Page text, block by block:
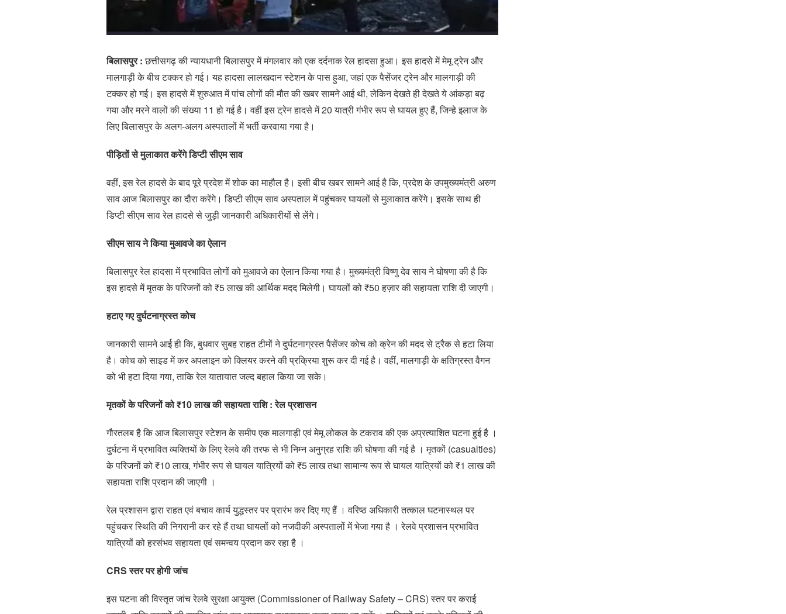
बिलासपुर :छत्तीसगढ़ की न्यायधानी बिलासपुर में मंगलवार को एक दर्दनाक रेल हादसा हुआ। इस हादसे में मेमू ट्रेन और
मालगाड़ी के बीच टक्कर हो गई। यह हादसा लालखदान स्टेशन के पास हुआ, जहां एक पैसेंजर ट्रेन और मालगाड़ी की
टक्कर हो गई। इस हादसे में शुरुआत में पांच लोगों की मौत की खबर सामने आई थी, लेकिन देखते ही देखते ये आंकड़ा बढ़
गया और मरने वालों की संख्या 11 हो गई है। वहीं इस ट्रेन हादसे में 20 यात्री गंभीर रूप से घायल हुए हैं, जिन्हे इलाज के
लिए बिलासपुर के अलग-अलग अस्पतालों में भर्ती करवाया गया है।
पीड़ितों से मुलाकात करेंगे डिप्टी सीएम साव
वहीं, इस रेल हादसे के बाद पूरे प्रदेश में शोक का माहौल है। इसी बीच खबर सामने आई है कि, प्रदेश के उपमुख्यमंत्री अरुण
साव आज बिलासपुर का दौरा करेंगे। डिप्टी सीएम साव अस्पताल में पहुंचकर घायलों से मुलाकात करेंगे। इसके साथ ही
डिप्टी सीएम साव रेल हादसे से जुड़ी जानकारी अधिकारीयों से लेंगे।
सीएम साय ने किया मुआवजे का ऐलान
बिलासपुर रेल हादसा में प्रभावित लोगों को मुआवजे का ऐलान किया गया है। मुख्यमंत्री विष्णु देव साय ने घोषणा की है कि
इस हादसे में मृतक के परिजनों को ₹5 लाख की आर्थिक मदद मिलेगी। घायलों को ₹50 हज़ार की सहायता राशि दी जाएगी।
हटाए गए दुर्घटनाग्रस्त कोच
जानकारी सामने आई ही कि, बुधवार सुबह राहत टीमों ने दुर्घटनाग्रस्त पैसेंजर कोच को क्रेन की मदद से ट्रैक से हटा लिया
है। कोच को साइड में कर अपलाइन को क्लियर करने की प्रक्रिया शुरू कर दी गई है। वहीं, मालगाड़ी के क्षतिग्रस्त वैगन
को भी हटा दिया गया, ताकि रेल यातायात जल्द बहाल किया जा सके।
मृतकों के परिजनों को ₹10 लाख की सहायता राशि : रेल प्रशासन
गौरतलब है कि आज बिलासपुर स्टेशन के समीप एक मालगाड़ी एवं मेमू लोकल के टकराव की एक अप्रत्याशित घटना हुई है ।
दुर्घटना में प्रभावित व्यक्तियों के लिए रेलवे की तरफ से भी निम्न अनुग्रह राशि की घोषणा की गई है । मृतकों (casualties)
के परिजनों को ₹10 लाख, गंभीर रूप से घायल यात्रियों को ₹5 लाख तथा सामान्य रूप से घायल यात्रियों को ₹1 लाख की
सहायता राशि प्रदान की जाएगी ।
रेल प्रशासन द्वारा राहत एवं बचाव कार्य युद्धस्तर पर प्रारंभ कर दिए गए हैं । वरिष्ठ अधिकारी तत्काल घटनास्थल पर
पहुंचकर स्थिति की निगरानी कर रहे हैं तथा घायलों को नजदीकी अस्पतालों में भेजा गया है । रेलवे प्रशासन प्रभावित
यात्रियों को हरसंभव सहायता एवं समन्वय प्रदान कर रहा है ।
CRS स्तर पर होगी जांच
इस घटना की विस्तृत जांच रेलवे सुरक्षा आयुक्त (Commissioner of Railway Safety – CRS) स्तर पर कराई